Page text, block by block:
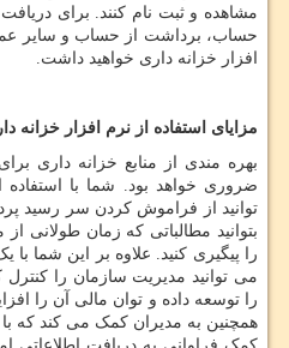
مشاهده و ثبت نام کنند. برای
حساب، برداشت از حساب و سایر
افزار خزانه داری خواهید داشت.
مزایای استفاده از نرم افزار خزانه
بهره مندی از منابع خزانه داری
ضروری خواهد بود. شما با
توانید از فراموش کردن سر رسید
بتوانید مطالباتی که زمان طولانی
را پیگیری کنید. علاوه بر این شما
می توانید مدیریت سازمان را کنترل
را توسعه داده و توان مالی آن را
همچنین به مدیران کمک می کند که